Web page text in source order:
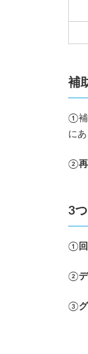
補
①補
に
②
3
①
②
③